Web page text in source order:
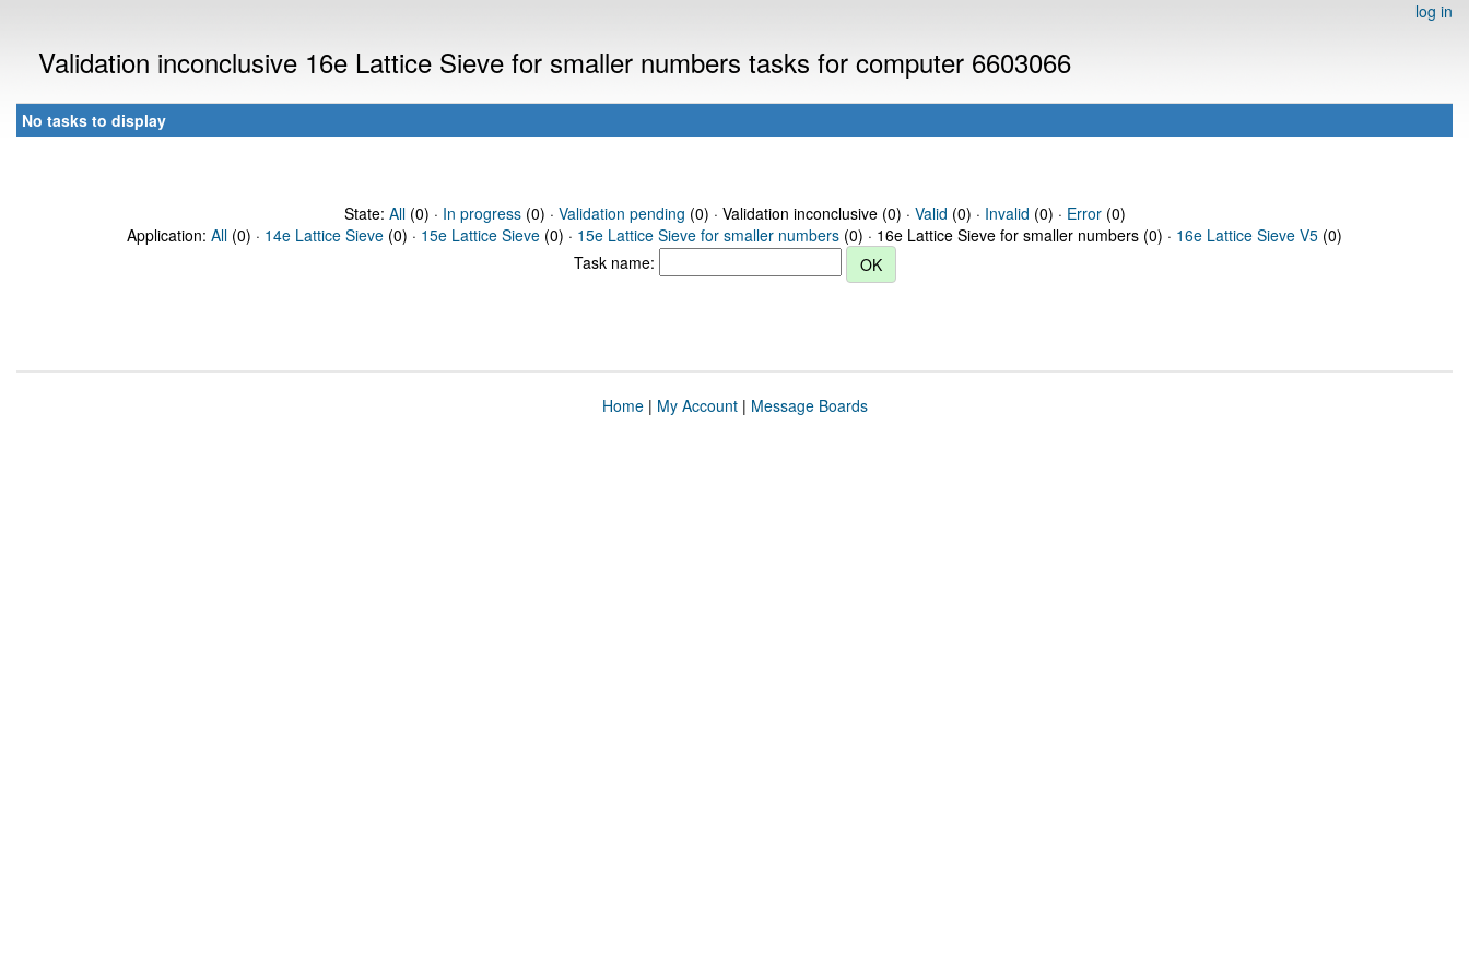
log in
Validation inconclusive 16e Lattice Sieve for smaller numbers tasks for computer 6603066
No tasks to display
State: All(0) · In progress(0) · Validation pending (0) · Validation inconclusive (0) · Valid (0) · Invalid (0) · Error(0)
Application: All (0) · 14e Lattice Sieve (0) · 15e Lattice Sieve (0) · 15e Lattice Sieve for smaller numbers (0) · 16e Lattice Sieve for smaller numbers (0) · 16e Lattice Sieve V5 (0)
Task name:
Home| My Account| Message Boards